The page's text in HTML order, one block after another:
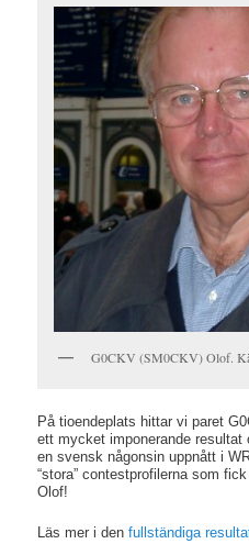
G0CKV (SM0CKV) Olof.
På tioendeplats hittar vi paret
ett mycket imponerande resultat
en svensk någonsin uppnått i
“stora” contestprofilerna som
Olof!
Läs mer i denfullständiga